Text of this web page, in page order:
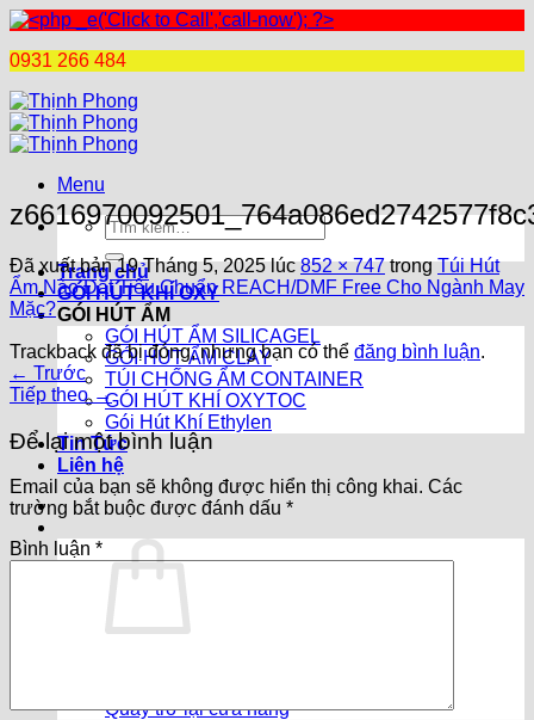
0931 266 484
Chuyển
đến
nội
Menu
Tìm
kiếm:
Trang chủ
GÓI HÚT KHÍ OXY
GÓI HÚT ẨM
GÓI HÚT ẨM SILICAGEL
GÓI HÚT ẨM CLAY
TÚI CHỐNG ẨM CONTAINER
GÓI HÚT KHÍ OXYTOC
Gói Hút Khí Ethylen
Tin Tức
Liên hệ
Quay trở lại cửa hàng
Đã xuất bản19 Tháng 5, 2025lúc852 × 747trongTúi Hút
Ẩm Nào Đạt Tiêu Chuẩn REACH/DMF Free Cho Ngành May
Mặc?
Trackback đã bị đóng, nhưng bạn có thể đăng bình luận.
← Trước
Tiếp theo →
Để lại một bình luận
Email của bạn sẽ không được hiển thị công khai. Các
trường bắt buộc được đánh dấu *
Bình luận *